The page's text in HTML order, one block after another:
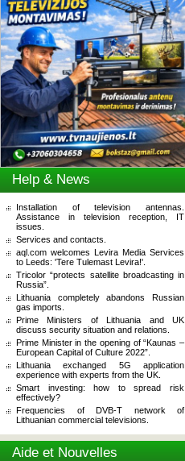
Help & News
Installation of television antennas.
Assistance in television reception, IT
issues.
Services and contacts.
aql.com welcomes Levira Media Services
to Leeds: 'Tere Tulemast Levira!'.
Tricolor “protects satellite broadcasting in
Russia”.
Lithuania completely abandons Russian
gas imports.
Prime Ministers of Lithuania and UK
discuss security situation and relations.
Prime Minister in the opening of “Kaunas –
European Capital of Culture 2022”.
Lithuania exchanged 5G application
experience with experts from the UK.
Smart investing: how to spread risk
effectively?
Frequencies of DVB-T network of
Lithuanian commercial televisions.
Aide et Nouvelles